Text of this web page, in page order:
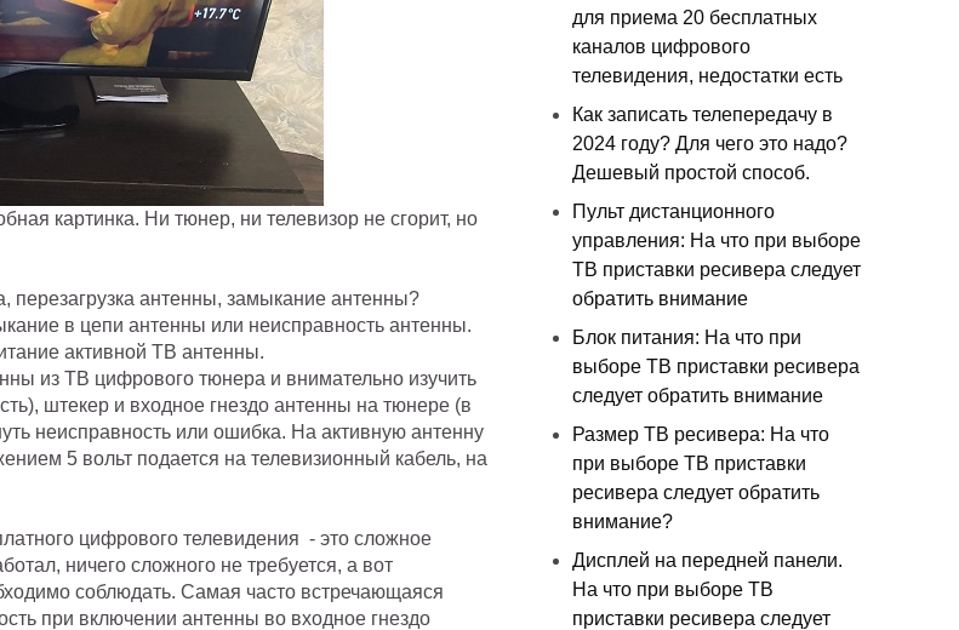
картинка. Ни тюнер, ни телевизор не сгорит, но
перезагрузка антенны, замыкание антенны?
в цепи антенны или неисправность антенны.
активной ТВ антенны.
из ТВ цифрового тюнера и внимательно изучить
штекер и входное гнездо антенны на тюнере (в
неисправность или ошибка. На активную антенну
5 вольт подается на телевизионный кабель, на
цифрового телевидения - это сложное
ничего сложного не требуется, а вот
соблюдать. Самая часто встречающаяся
при включении антенны во входное гнездо
для приема 20 бесплатных
каналов цифрового
телевидения, недостатки есть
Как записать телепередачу в
2024 году? Для чего это надо?
Дешевый простой способ.
Пульт дистанционного
управления: На что при выборе
ТВ приставки ресивера следует
обратить внимание
Блок питания: На что при
выборе ТВ приставки ресивера
следует обратить внимание
Размер ТВ ресивера: На что
при выборе ТВ приставки
ресивера следует обратить
внимание?
Дисплей на передней панели.
На что при выборе ТВ
приставки ресивера следует